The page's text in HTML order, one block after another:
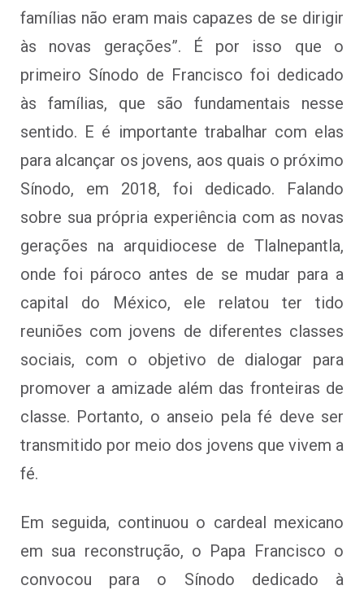
famílias não eram mais capazes de se dirigir
às novas gerações”. É por isso que o
primeiro Sínodo de Francisco foi dedicado
às famílias, que são fundamentais nesse
sentido. E é importante trabalhar com elas
para alcançar os jovens, aos quais o próximo
Sínodo, em 2018, foi dedicado. Falando
sobre sua própria experiência com as novas
gerações na arquidiocese de Tlalnepantla,
onde foi pároco antes de se mudar para a
capital do México, ele relatou ter tido
reuniões com jovens de diferentes classes
sociais, com o objetivo de dialogar para
promover a amizade além das fronteiras de
classe. Portanto, o anseio pela fé deve ser
transmitido por meio dos jovens que vivem a
fé.
Em seguida, continuou o cardeal mexicano
em sua reconstrução, o Papa Francisco o
convocou para o Sínodo dedicado à